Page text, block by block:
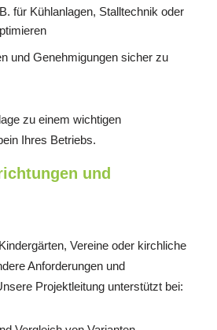
für Kühlanlagen, Stalltechnik oder
und Genehmigungen sicher zu
zu einem wichtigen
Ihres Betriebs.
und
Vereine oder kirchliche
Anforderungen und
Projektleitung unterstützt bei: